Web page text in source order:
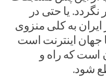
نگردد. یا حتی در
به کلی منزوی
جهان اینترنت است
است که راه و
شود.